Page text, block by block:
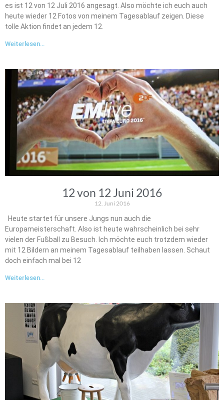
es ist 12 von 12 Juli 2016 angesagt. Also möchte ich euch auch
heute wieder 12 Fotos von meinem Tagesablauf zeigen. Diese
tolle Aktion findet an jedem 12.
Weiterlesen...
12 von 12 Juni 2016
12. Juni 2016
Heute startet für unsere Jungs nun auch die
Europameisterschaft. Also ist heute wahrscheinlich bei sehr
vielen der Fußball zu Besuch. Ich möchte euch trotzdem wieder
mit 12 Bildern an meinem Tagesablauf teilhaben lassen. Schaut
doch einfach mal bei 12
Weiterlesen...